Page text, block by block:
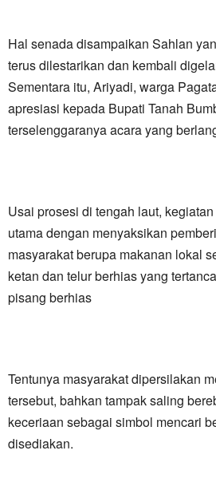
Hal senada disampaikan Sahlan
terus dilestarikan dan kembali
Sementara itu, Ariyadi, warga
apresiasi kepada Bupati Tanah
terselenggaranya acara yang
Usai prosesi di tengah laut,
utama dengan menyaksikan
masyarakat berupa makanan lokal
ketan dan telur berhias yang
pisang berhias
Tentunya masyarakat dipersilakan
tersebut, bahkan tampak saling
keceriaan sebagai simbol mencari
disediakan.